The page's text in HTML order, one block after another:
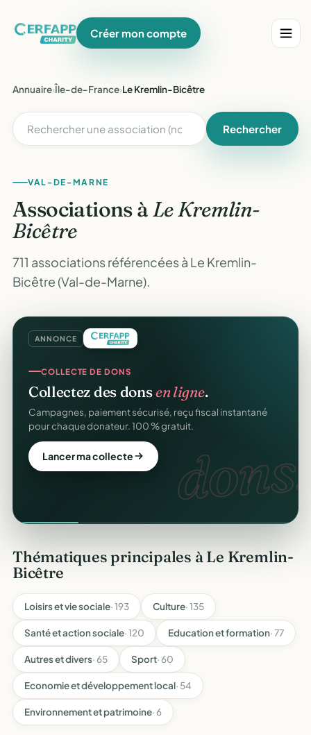
Créer mon compte
Annuaire›Île-de-France›Le Kremlin-Bicêtre
Rechercher
VAL-DE-MARNE
Associations àLe Kremlin-
Bicêtre
711 associations référencées à Le Kremlin-
Bicêtre (Val-de-Marne).
ANNONCE
dons.
COLLECTE DE DONS
Collectez des donsen ligne.
Campagnes, paiement sécurisé, reçu fiscal instantané
pour chaque donateur. 100 % gratuit.
Lancer ma collecte
Thématiques principales à Le Kremlin-
Bicêtre
Loisirs et vie sociale· 193 Culture· 135
Santé et action sociale· 120 Education et formation· 77
Autres et divers· 65 Sport· 60
Economie et développement local· 54
Environnement et patrimoine· 6